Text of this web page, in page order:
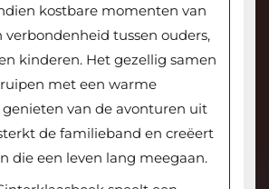
kostbare momenten van
verbondenheid tussen ouders,
kinderen. Het gezellig samen
met een warme
van de avonturen uit
de familieband en creëert
die een leven lang meegaan.